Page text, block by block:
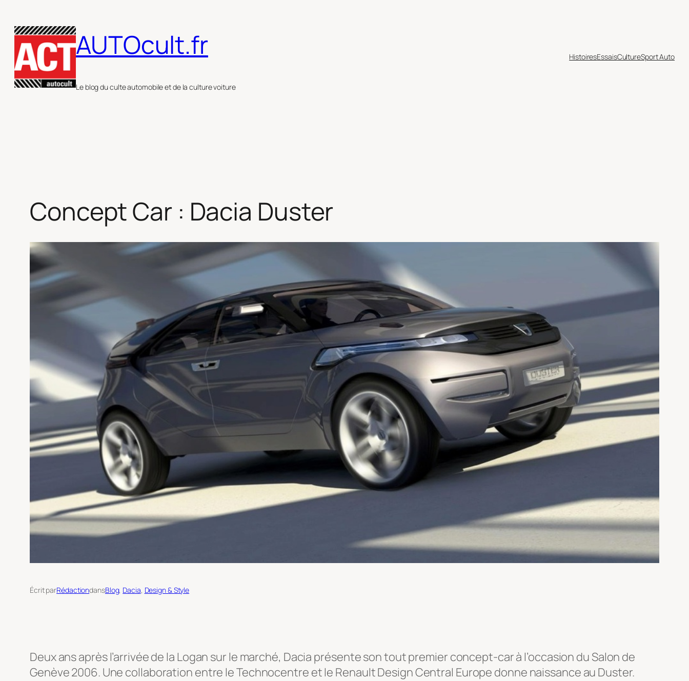
au
contenu
AUTOcult.fr
Le blog du culte automobile et de la culture voiture
HistoiresEssaisCultureSport Auto
Concept Car : Dacia Duster
Écrit parRédactiondansBlog, Dacia, Design & Style
Deux ans après l’arrivée de la Logan sur le marché, Dacia présente son tout premier concept-car à l’occasion du Salon de
Genève 2006. Une collaboration entre le Technocentre et le Renault Design Central Europe donne naissance au Duster.